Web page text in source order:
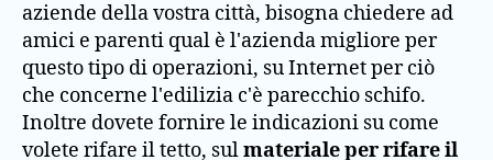
aziende della vostra città, bisogna chiedere ad
amici e parenti qual è l'azienda migliore per
questo tipo di operazioni, su Internet per ciò
che concerne l'edilizia c'è parecchio schifo.
Inoltre dovete fornire le indicazioni su come
volete rifare il tetto, sulmateriale per rifare il